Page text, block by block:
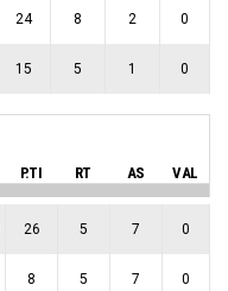
24 8 2 0
15 5 1 0
P.TI RT AS VAL
26 5 7 0
8 5 7 0